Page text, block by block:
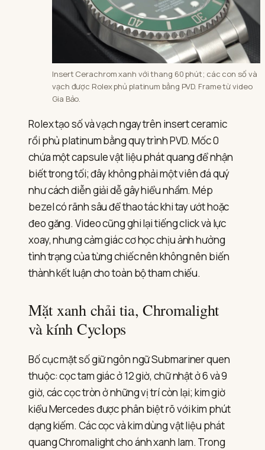
Insert Cerachrom xanh với thang 60 phút; các con số và
vạch được Rolex phủ platinum bằng PVD. Frame từ video
Gia Bảo.
Rolex tạo số và vạch ngay trên insert ceramic
rồi phủ platinum bằng quy trình PVD. Mốc 0
chứa một capsule vật liệu phát quang để nhận
biết trong tối; đây không phải một viên đá quý
như cách diễn giải dễ gây hiểu nhầm. Mép
bezel có rãnh sâu để thao tác khi tay ướt hoặc
đeo găng. Video cũng ghi lại tiếng click và lực
xoay, nhưng cảm giác cơ học chịu ảnh hưởng
tình trạng của từng chiếc nên không nên biến
thành kết luận cho toàn bộ tham chiếu.
Mặt xanh chải tia, Chromalight
và kính Cyclops
Bố cục mặt số giữ ngôn ngữ Submariner quen
thuộc: cọc tam giác ở 12 giờ, chữ nhật ở 6 và 9
giờ, các cọc tròn ở những vị trí còn lại; kim giờ
kiểu Mercedes được phân biệt rõ với kim phút
dạng kiếm. Các cọc và kim dùng vật liệu phát
quang Chromalight cho ánh xanh lam. Trong